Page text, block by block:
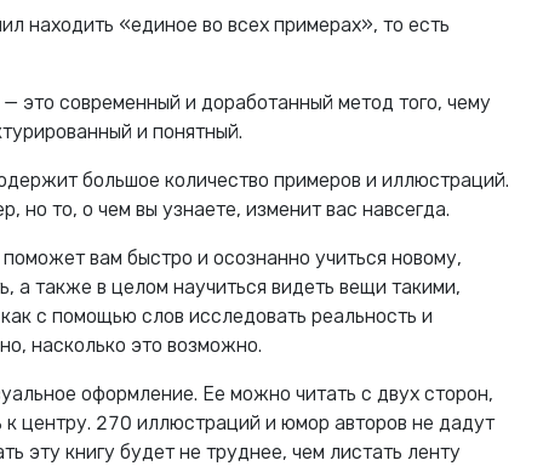
находить «единое во всех примерах», то есть
это современный и доработанный метод того, чему
и понятный.
большое количество примеров и иллюстраций.
но то, о чем вы узнаете, изменит вас навсегда.
вам быстро и осознанно учиться новому,
а также в целом научиться видеть вещи такими,
с помощью слов исследовать реальность и
насколько это возможно.
оформление. Ее можно читать с двух сторон,
центру. 270 иллюстраций и юмор авторов не дадут
эту книгу будет не труднее, чем листать ленту